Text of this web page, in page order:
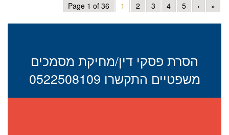
Page 1 of 36 1 2 3 4 5 › »
הסרת פסקי דין/מחיקת מסמכים
משפטיים התקשרו 0522508109